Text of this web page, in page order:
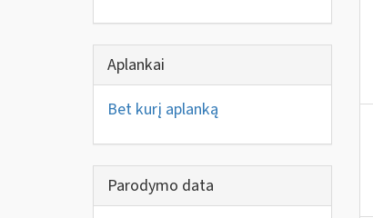
Aplankai
Bet kurį aplanką
Parodymo data